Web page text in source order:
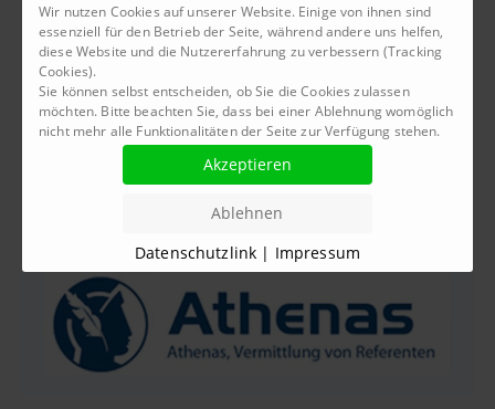
Wir nutzen Cookies auf unserer Website. Einige von ihnen sind
essenziell für den Betrieb der Seite, während andere uns helfen,
diese Website und die Nutzererfahrung zu verbessern (Tracking
Cookies).
Sie können selbst entscheiden, ob Sie die Cookies zulassen
möchten. Bitte beachten Sie, dass bei einer Ablehnung womöglich
nicht mehr alle Funktionalitäten der Seite zur Verfügung stehen.
Datenschutzlink | Impressum